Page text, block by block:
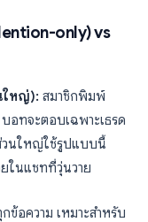
only) vs
ใหญ่): สมาชิกพิมพ์
บอทจะตอบเฉพาะเธรด
วนใหญ่ใช้รูปแบบนี้
ในแชทที่วุ่นวาย
ข้อความ เหมาะสำหรับ